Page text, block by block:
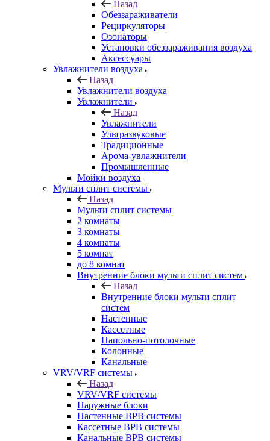
Назад
Обеззараживатели
Рециркуляторы
Озонаторы
Установки обеззараживания воздуха
Аксессуары
Увлажнители воздуха
Назад
Увлажнители воздуха
Увлажнители
Назад
Увлажнители
Ультразвуковые
Традиционные
Арома-увлажнители
Промышленные
Мойки воздуха
Мульти сплит системы
Назад
Мульти сплит системы
2 комнаты
3 комнаты
4 комнаты
5 комнат
до 8 комнат
Внутренние блоки мульти сплит систем
Назад
Внутренние блоки мульти сплит
систем
Настенные
Кассетные
Напольно-потолочные
Колонные
Канальные
VRV/VRF системы
Назад
VRV/VRF системы
Наружные блоки
Настенные ВРВ системы
Кассетные ВРВ системы
Канальные ВРВ системы